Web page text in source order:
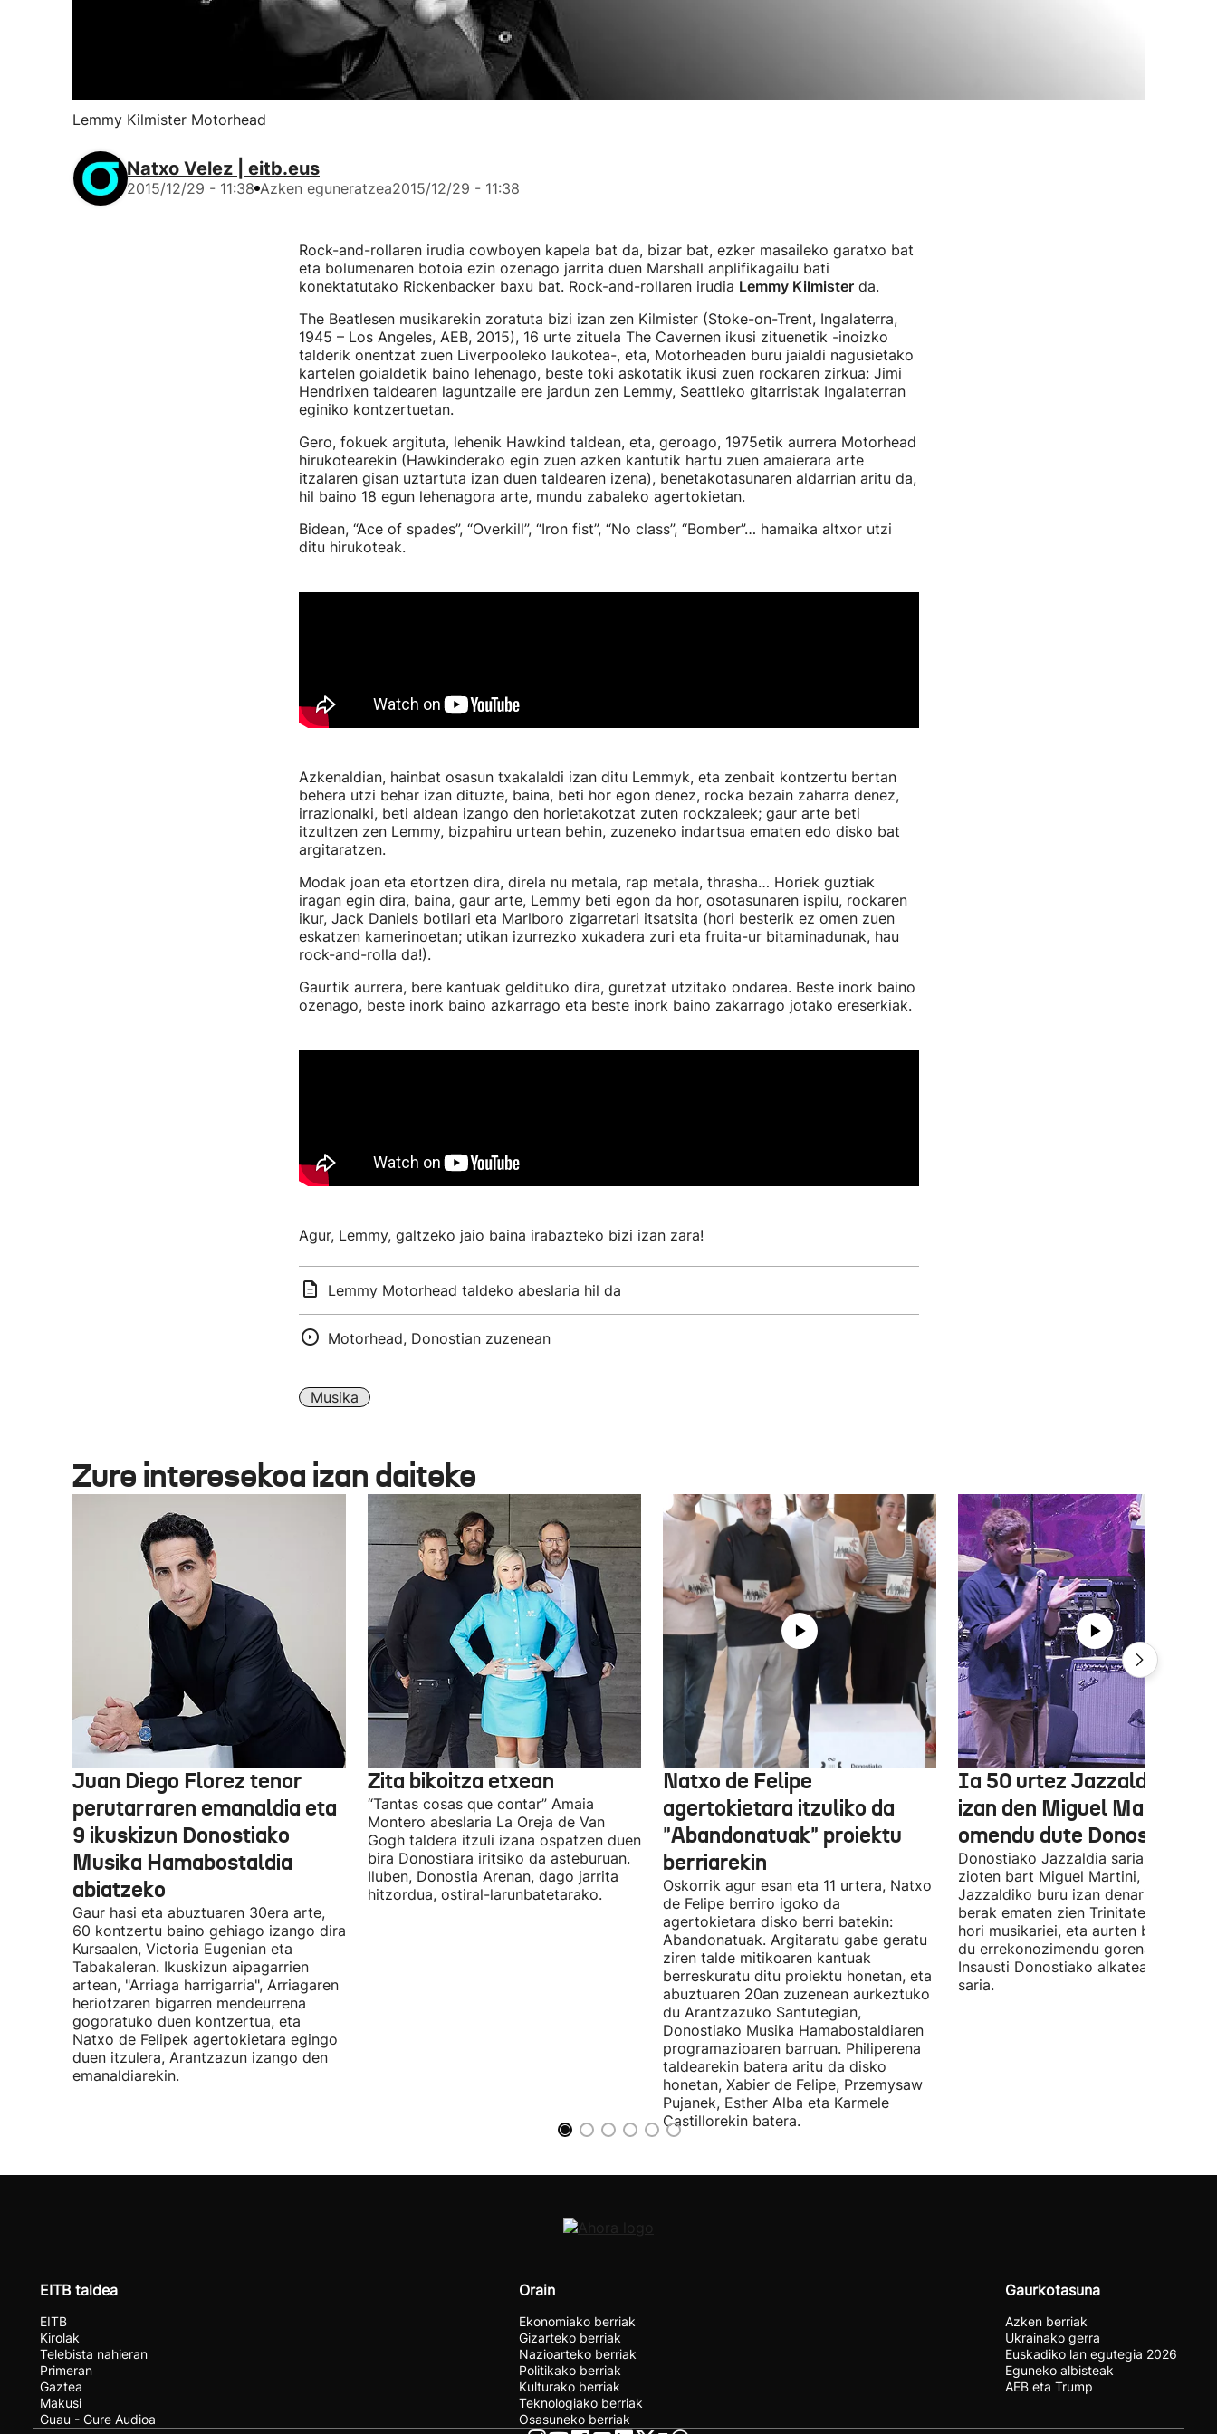
Lemmy Kilmister Motorhead
Natxo Velez | eitb.eus
2015/12/29 - 11:38 Azken eguneratzea2015/12/29 - 11:38
Rock-and-rollaren irudia cowboyen kapela bat da, bizar bat, ezker masaileko garatxo bat
eta bolumenaren botoia ezin ozenago jarrita duen Marshall anplifikagailu bati
konektatutako Rickenbacker baxu bat. Rock-and-rollaren irudia Lemmy Kilmisterda.
The Beatlesen musikarekin zoratuta bizi izan zen Kilmister (Stoke-on-Trent, Ingalaterra,
1945 – Los Angeles, AEB, 2015), 16 urte zituela The Cavernen ikusi zituenetik -inoizko
talderik onentzat zuen Liverpooleko laukotea-, eta, Motorheaden buru jaialdi nagusietako
kartelen goialdetik baino lehenago, beste toki askotatik ikusi zuen rockaren zirkua: Jimi
Hendrixen taldearen laguntzaile ere jardun zen Lemmy, Seattleko gitarristak Ingalaterran
eginiko kontzertuetan.
Gero, fokuek argituta, lehenik Hawkind taldean, eta, geroago, 1975etik aurrera Motorhead
hirukotearekin (Hawkinderako egin zuen azken kantutik hartu zuen amaierara arte
itzalaren gisan uztartuta izan duen taldearen izena), benetakotasunaren aldarrian aritu da,
hil baino 18 egun lehenagora arte, mundu zabaleko agertokietan.
Bidean, “Ace of spades”, “Overkill”, “Iron fist”, “No class”, “Bomber”… hamaika altxor utzi
ditu hirukoteak.
Azkenaldian, hainbat osasun txakalaldi izan ditu Lemmyk, eta zenbait kontzertu bertan
behera utzi behar izan dituzte, baina, beti hor egon denez, rocka bezain zaharra denez,
irrazionalki, beti aldean izango den horietakotzat zuten rockzaleek; gaur arte beti
itzultzen zen Lemmy, bizpahiru urtean behin, zuzeneko indartsua ematen edo disko bat
argitaratzen.
Modak joan eta etortzen dira, direla nu metala, rap metala, thrasha… Horiek guztiak
iragan egin dira, baina, gaur arte, Lemmy beti egon da hor, osotasunaren ispilu, rockaren
ikur, Jack Daniels botilari eta Marlboro zigarretari itsatsita (hori besterik ez omen zuen
eskatzen kamerinoetan; utikan izurrezko xukadera zuri eta fruita-ur bitaminadunak, hau
rock-and-rolla da!).
Gaurtik aurrera, bere kantuak geldituko dira, guretzat utzitako ondarea. Beste inork baino
ozenago, beste inork baino azkarrago eta beste inork baino zakarrago jotako ereserkiak.
Agur, Lemmy, galtzeko jaio baina irabazteko bizi izan zara!
Lemmy Motorhead taldeko abeslaria hil da
Motorhead, Donostian zuzenean
Musika
Zure interesekoa izan daiteke
Juan Diego Florez tenor
perutarraren emanaldia eta
9 ikuskizun Donostiako
Musika Hamabostaldia
abiatzeko
Gaur hasi eta abuztuaren 30era arte,
60 kontzertu baino gehiago izango dira
Kursaalen, Victoria Eugenian eta
Tabakaleran. Ikuskizun aipagarrien
artean, "Arriaga harrigarria", Arriagaren
heriotzaren bigarren mendeurrena
gogoratuko duen kontzertua, eta
Natxo de Felipek agertokietara egingo
duen itzulera, Arantzazun izango den
emanaldiarekin.
Zita bikoitza etxean
“Tantas cosas que contar” Amaia
Montero abeslaria La Oreja de Van
Gogh taldera itzuli izana ospatzen duen
bira Donostiara iritsiko da asteburuan.
Iluben, Donostia Arenan, dago jarrita
hitzordua, ostiral-larunbatetarako.
Natxo de Felipe
agertokietara itzuliko da
"Abandonatuak" proiektu
berriarekin
Oskorrik agur esan eta 11 urtera, Natxo
de Felipe berriro igoko da
agertokietara disko berri batekin:
Abandonatuak. Argitaratu gabe geratu
ziren talde mitikoaren kantuak
berreskuratu ditu proiektu honetan, eta
abuztuaren 20an zuzenean aurkeztuko
du Arantzazuko Santutegian,
Donostiako Musika Hamabostaldiaren
programazioaren barruan. Philiperena
taldearekin batera aritu da disko
honetan, Xabier de Felipe, Przemysaw
Pujanek, Esther Alba eta Karmele
Castillorekin batera.
Ia 50 urtez Jazzaldiko
izan den Miguel Martin
omendu dute Donostian
Donostiako Jazzaldia saria eman
zioten bart Miguel Martini, ia 50
Jazzaldiko buru izan denari. Orain
berak ematen zien Trinitate Plazan
hori musikariei, eta aurten berak jaso
du errekonozimendu gorena. Jon
Insausti Donostiako alkateak eman
saria.
EITB taldea
EITB
Kirolak
Telebista nahieran
Primeran
Gaztea
Makusi
Guau - Gure Audioa
Orain
Ekonomiako berriak
Gizarteko berriak
Nazioarteko berriak
Politikako berriak
Kulturako berriak
Teknologiako berriak
Osasuneko berriak
Gaurkotasuna
Azken berriak
Ukrainako gerra
Euskadiko lan egutegia 2026
Eguneko albisteak
AEB eta Trump